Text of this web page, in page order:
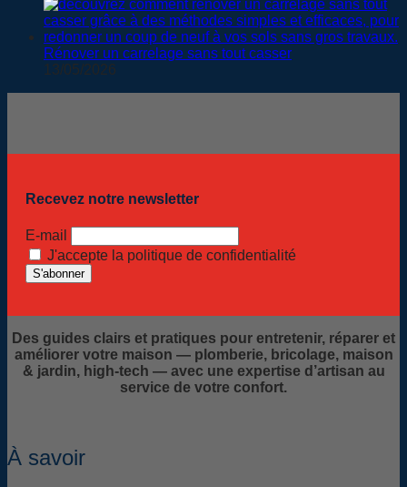
Rénover un carrelage sans tout casser
13/05/2026
Recevez notre newsletter
E-mail
J'accepte la politique de confidentialité
Des guides clairs et pratiques pour entretenir, réparer et
améliorer votre maison — plomberie, bricolage, maison
& jardin, high-tech — avec une expertise d’artisan au
service de votre confort.
À savoir